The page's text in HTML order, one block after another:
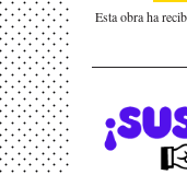
Esta obra ha